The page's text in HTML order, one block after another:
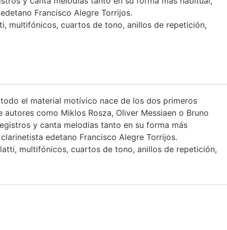
Francisco Alegre Torrijos.
multifónicos, cuartos de tono, anillos de repetición,
el material motívico nace de los dos primeros
como Miklos Rosza, Oliver Messiaen o Bruno
y canta melodias tanto en su forma más
edetano Francisco Alegre Torrijos.
multifónicos, cuartos de tono, anillos de repetición,